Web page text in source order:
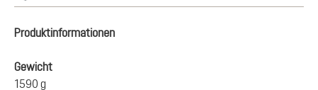
Produktinformationen
Gewicht
1590 g